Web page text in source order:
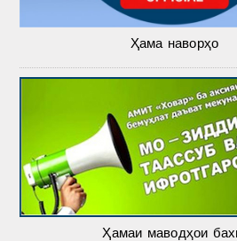
Ҳама наворҳо
Ҳамаи маводҳои